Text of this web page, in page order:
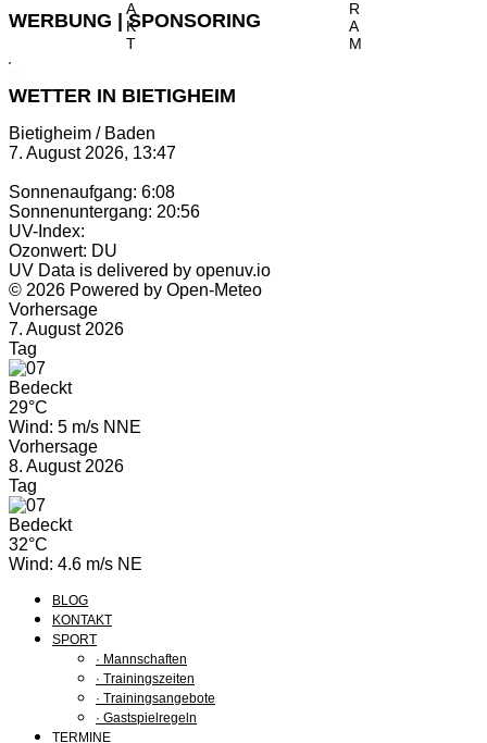
A
K
T
R
A
M
WERBUNG | SPONSORING
WETTER IN BIETIGHEIM
Bietigheim / Baden
7. August 2026, 13:47
Sonnenaufgang: 6:08
Sonnenuntergang: 20:56
UV-Index:
Ozonwert: DU
UV Data is delivered by openuv.io
© 2026 Powered by Open-Meteo
Vorhersage
7. August 2026
Tag
Bedeckt
29°C
Wind: 5 m/s NNE
Vorhersage
8. August 2026
Tag
Bedeckt
32°C
Wind: 4.6 m/s NE
BLOG
KONTAKT
SPORT
· Mannschaften
· Trainingszeiten
· Trainingsangebote
· Gastspielregeln
TERMINE